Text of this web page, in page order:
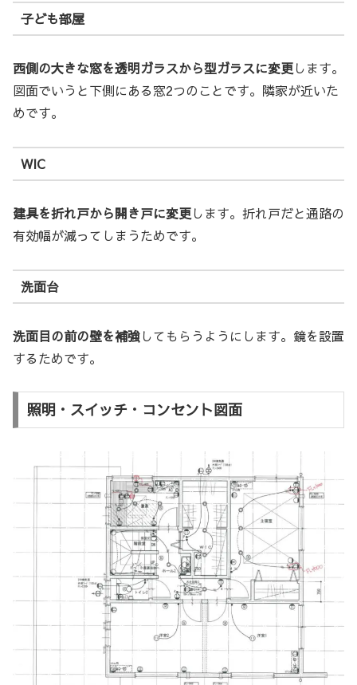
子ども部屋
西側の大きな窓を透明ガラスから型ガラスに変更します。
図面でいうと下側にある窓2つのことです。隣家が近いた
めです。
WIC
建具を折れ戸から開き戸に変更します。折れ戸だと通路の
有効幅が減ってしまうためです。
洗面台
洗面目の前の壁を補強してもらうようにします。鏡を設置
するためです。
照明・スイッチ・コンセント図面